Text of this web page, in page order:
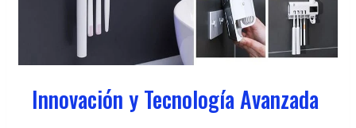
Innovación y Tecnología Avanzada